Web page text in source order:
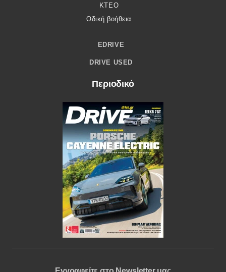
ΚΤΕΟ
Οδική βοήθεια
EDRIVE
DRIVE USED
Περιοδικό